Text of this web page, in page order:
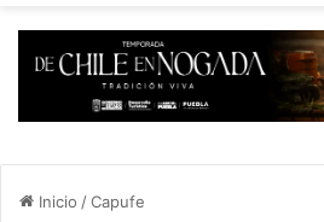
Inicio /Capufe